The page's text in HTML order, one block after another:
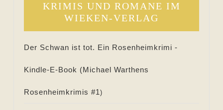
KRIMIS UND ROMANE IM
WIEKEN-VERLAG
Der Schwan ist tot. Ein Rosenheimkrimi -
Kindle-E-Book (Michael Warthens
Rosenheimkrimis #1)